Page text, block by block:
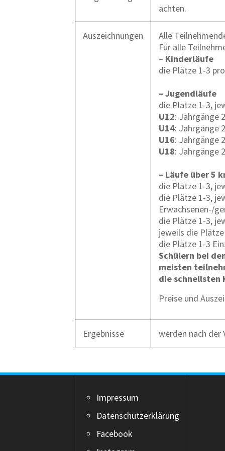
achten.
Auszeichnungen
Alle
Für alle
– Kinderläufe
die Plätze 1-3
– Jugendläufe
die Plätze 1-3,
U12: Jahrgänge
U14: Jahrgänge
U16: Jahrgänge
U18: Jahrgänge
– Läufe über 5
die Plätze 1-3,
die Plätze 1-3,
Erwachsenen-/
die Plätze 1-3,
jeweils die
die Plätze 1-3
Schülern bei
meisten
die schnellsten
Preise und
Ergebnisse werden nach der
Impressum
Datenschutzerklärung
Facebook